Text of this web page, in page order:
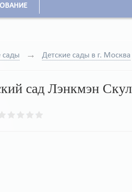
сады Детские сады в г. Москва
сад Лэнкмэн